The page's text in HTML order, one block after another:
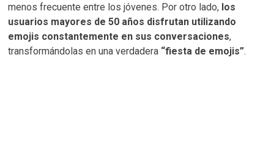
menos frecuente entre los jóvenes. Por otro lado, los
usuarios mayores de 50 años disfrutan utilizando
emojis constantemente en sus conversaciones,
transformándolas en una verdadera “fiesta de emojis”.